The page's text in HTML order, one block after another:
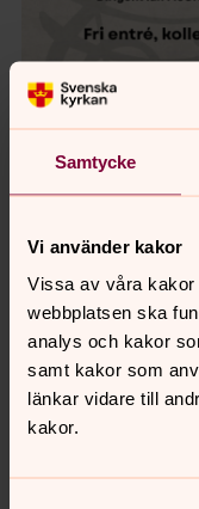
Samtycke
Vi använder kakor
Vissa av våra
webbplatsen ska
analys och kakor
samt kakor som
länkar vidare till
kakor.